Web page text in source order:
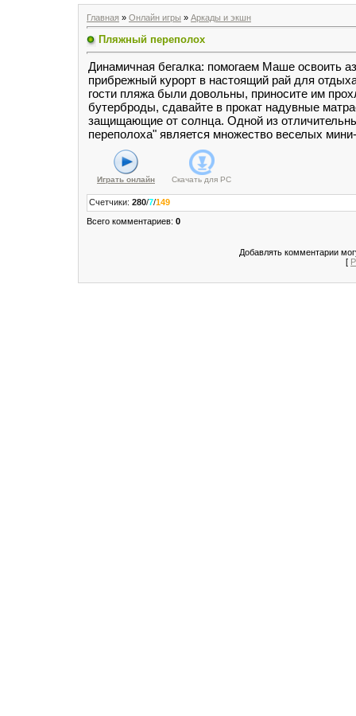
Главная » Онлайн игры » Аркады и экшн
Пляжный переполох
Динамичная бегалка: помогаем Маше освоить
прибрежный курорт в настоящий рай для
гости пляжа были довольны, приносите им
бутерброды, сдавайте в прокат надувные
защищающие от солнца. Одной из
переполоха" является множество веселых
Играть онлайн Скачать для PC
Счетчики: 280/7/149
Всего комментариев: 0
Добавлять комментарии
[